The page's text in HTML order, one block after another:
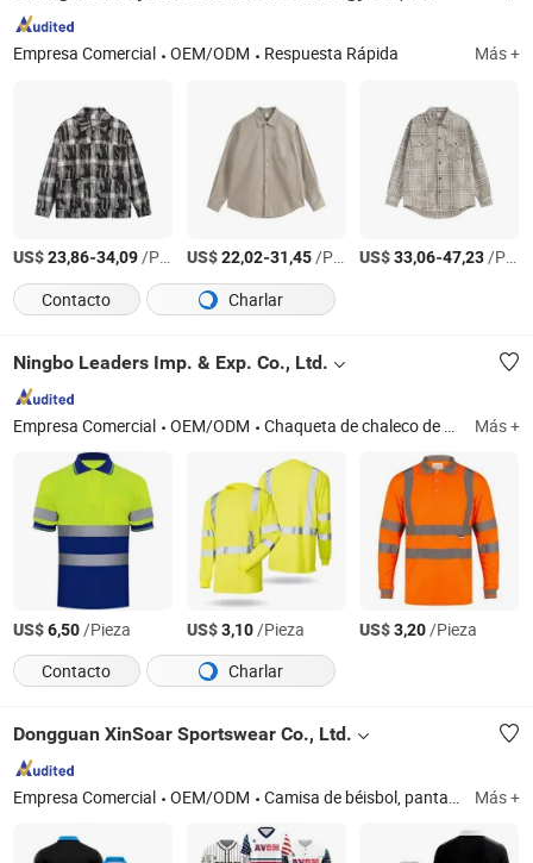
Empresa Comercial OEM/ODM Respuesta Rápida Más +
US$23,86-34,09/Pieza US$22,02-31,45/Pieza US$33,06-47,23/Pieza
Contacto
Charlar
Ningbo Leaders Imp. & Exp. Co., Ltd.
Empresa Comercial OEM/ODM Chaqueta de chaleco de seguridad, ropa de protección de seguridad Más +
US$6,50/Pieza US$3,10/Pieza US$3,20/Pieza
Contacto
Charlar
Dongguan XinSoar Sportswear Co., Ltd.
Empresa Comercial OEM/ODM Camisa de béisbol, pantalones de béisbol, camiseta de hockey, uniforme de baloncesto, uniforme de fútbol, sudadera, camisetas, camisas polo Más +